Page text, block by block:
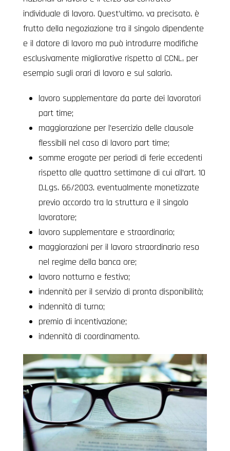
individuale di lavoro. Quest’ultimo, va precisato, è
frutto della negoziazione tra il singolo dipendente
e il datore di lavoro ma può introdurre modifiche
esclusivamente migliorative rispetto al CCNL, per
esempio sugli orari di lavoro e sul salario.
lavoro supplementare da parte dei lavoratori
part time;
maggiorazione per l’esercizio delle clausole
flessibili nel caso di lavoro part time;
somme erogate per periodi di ferie eccedenti
rispetto alle quattro settimane di cui all’art. 10
D.Lgs. 66/2003, eventualmente monetizzate
previo accordo tra la struttura e il singolo
lavoratore;
lavoro supplementare e straordinario;
maggiorazioni per il lavoro straordinario reso
nel regime della banca ore;
lavoro notturno e festivo;
indennità per il servizio di pronta disponibilità;
indennità di turno;
premio di incentivazione;
indennità di coordinamento.